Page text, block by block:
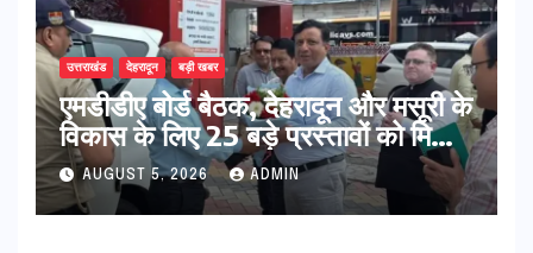
उत्तराखंड देहरादून बड़ी खबर
एमडीडीए बोर्ड बैठक, देहरादून और मसूरी के
विकास के लिए 25 बड़े प्रस्तावों को मिली
हरी झंडी
AUGUST 5, 2026 ADMIN